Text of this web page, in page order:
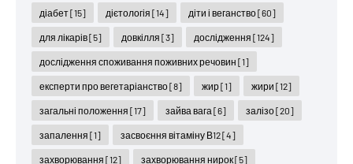
діабет[15] дієтологія [14] діти і веганство[60]
для лікарів[5] довкілля [3] дослідження [124]
дослідження споживання поживних речовин [1]
експерти про вегетаріанство[8] жир[1] жири [12]
загальні положення [17] зайва вага [6] залізо[20]
запалення [1] засвоєння вітаміну В12[4]
захворювання [12] захворювання нирок[5]